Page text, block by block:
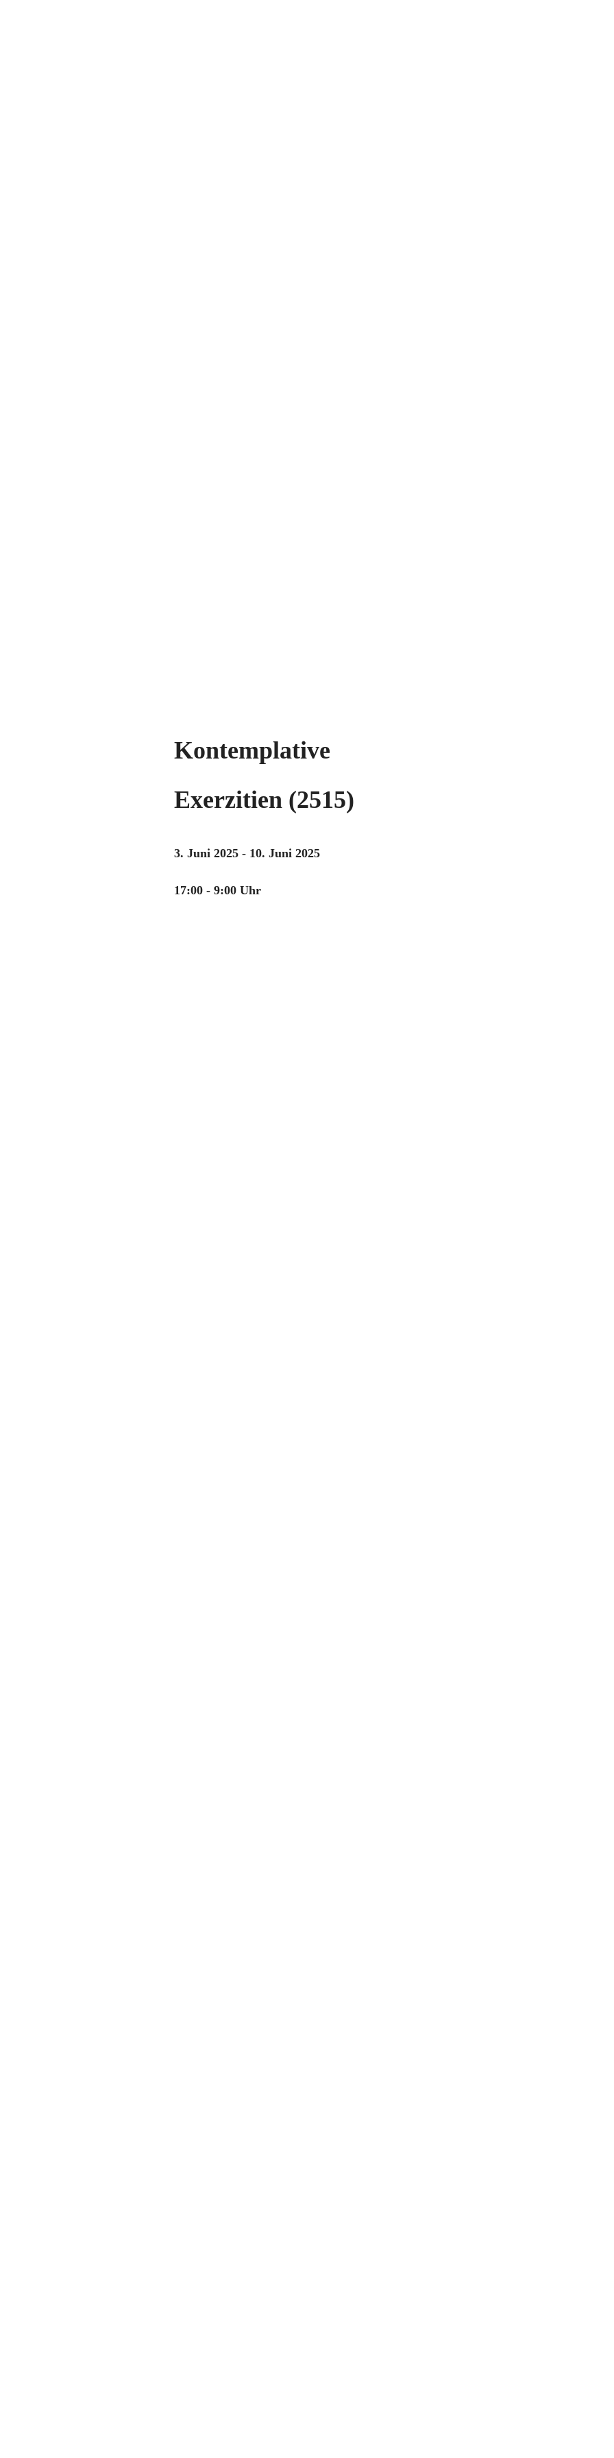
Kontemplative
Exerzitien (2515)
3. Juni 2025 - 10. Juni 2025
17:00 - 9:00 Uhr